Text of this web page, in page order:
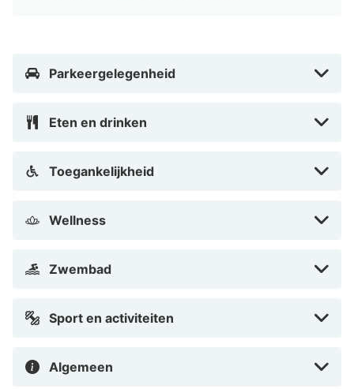
Parkeergelegenheid
Eten en drinken
Toegankelijkheid
Wellness
Zwembad
Sport en activiteiten
Algemeen